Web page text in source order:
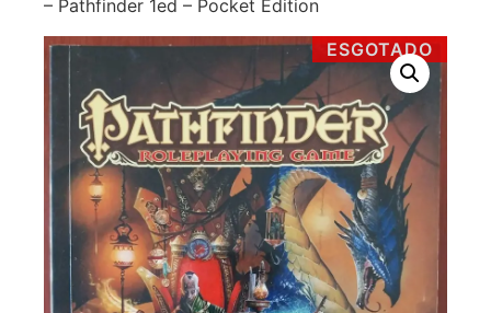
– Pathfinder 1ed – Pocket Edition
ESGOTADO